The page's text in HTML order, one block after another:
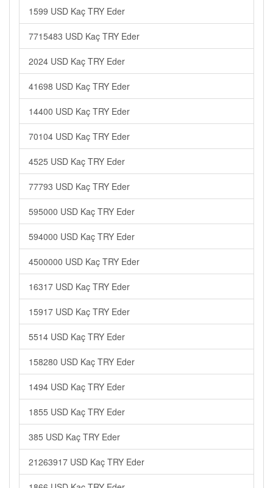
1599 USD Kaç TRY Eder
7715483 USD Kaç TRY Eder
2024 USD Kaç TRY Eder
41698 USD Kaç TRY Eder
14400 USD Kaç TRY Eder
70104 USD Kaç TRY Eder
4525 USD Kaç TRY Eder
77793 USD Kaç TRY Eder
595000 USD Kaç TRY Eder
594000 USD Kaç TRY Eder
4500000 USD Kaç TRY Eder
16317 USD Kaç TRY Eder
15917 USD Kaç TRY Eder
5514 USD Kaç TRY Eder
158280 USD Kaç TRY Eder
1494 USD Kaç TRY Eder
1855 USD Kaç TRY Eder
385 USD Kaç TRY Eder
21263917 USD Kaç TRY Eder